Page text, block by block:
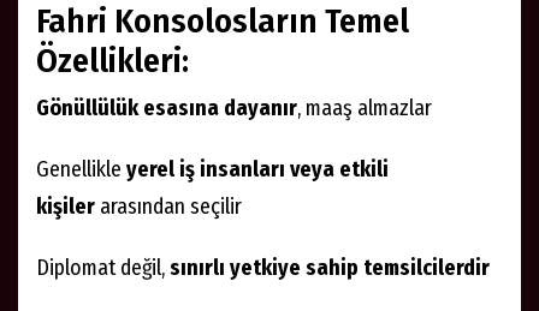
Fahri Konsolosların Temel
Özellikleri:
Gönüllülük esasına dayanır, maaş almazlar
Genellikle yerel iş insanları veya etkili
kişiler arasından seçilir
Diplomat değil,sınırlı yetkiye sahip temsilcilerdir